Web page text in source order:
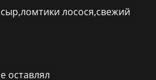
лосося,свежий
оставлял